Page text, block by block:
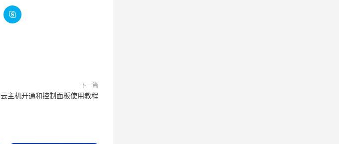

下一篇
云主机开通和控制面板使用教程